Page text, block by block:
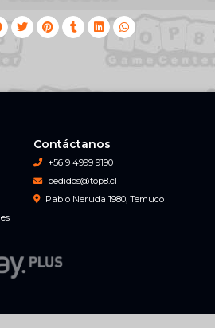
Contáctanos
+56 9 4999 9190
pedidos@top8.cl
Pablo Neruda 1980, Temuco